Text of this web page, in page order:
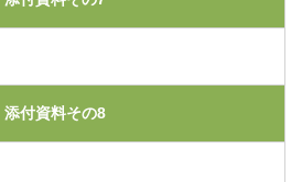
添付資料その8